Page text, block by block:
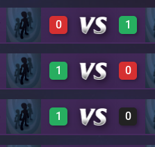
0 A19
0 1
0 A19
1 0
1 A19
1 0